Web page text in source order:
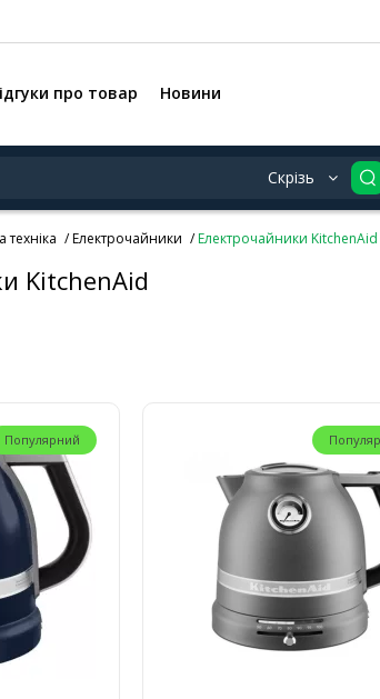
про товар Новини
Скрізь
техніка Електрочайники Електрочайники KitchenAid
KitchenAid
Популярний